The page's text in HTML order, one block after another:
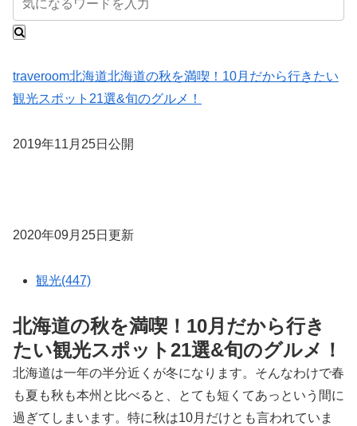
traveroom北海道北海道の秋を満喫！10月だから行きたい
観光スポット21選&旬のグルメ！
2019年11月25日公開
2020年09月25日更新
観光(447)
北海道の秋を満喫！10月だから行き
たい観光スポット21選&旬のグルメ！
北海道は一年の半分近くが冬になります。そんなわけで春
も夏も秋も本州と比べると、とても短くてあっという間に
過ぎてしまいます。特に秋は10月だけとも言われていま